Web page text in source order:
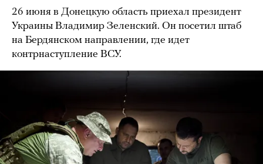
26 июня в Донецкую область приехал президент
Украины Владимир Зеленский. Он посетил штаб
на Бердянском направлении, где идет
контрнаступление ВСУ.